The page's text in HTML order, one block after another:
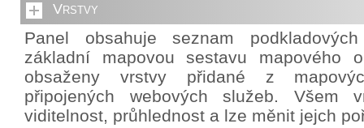
Vrstvy
Panel obsahuje seznam
základní mapovou sestavu mapového
obsaženy vrstvy přidané z
připojených webových služeb. Všem
viditelnost, průhlednost a lze měnit jejch